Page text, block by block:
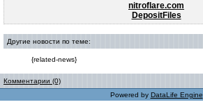
nitroflare.com
DepositFiles
Другие новости по теме:
{related-news}
Комментарии (0)
Powered by DataLife Engine